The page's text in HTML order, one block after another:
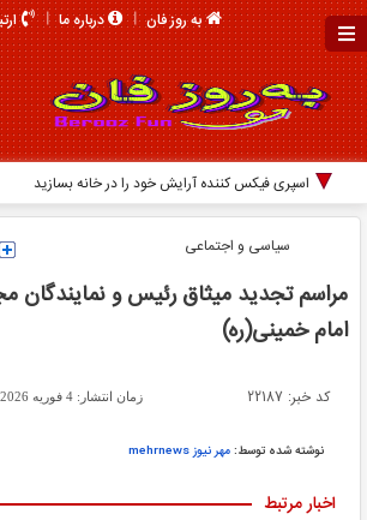
به روز فان درباره ما
اسپری فیکس کننده آرایش خود را در خانه بسازید!
سیاسی و اجتماعی
مراسم تجدید میثاق رئیس و نمایندگان
امام خمینی(ره)
کد خبر: 22187 زمان انتشار: 4 فوریه 2026 - 01:45 ق.ظ -
نوشته شده توسط:مهر نیوز mehrnews
اخبار مرتبط